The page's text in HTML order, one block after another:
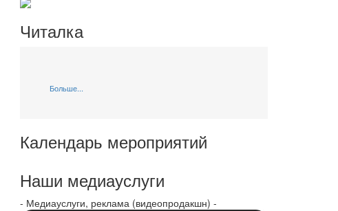
Читалка
Больше...
Календарь мероприятий
Наши медиауслуги
- Медиауслуги, реклама (видеопродакшн) -